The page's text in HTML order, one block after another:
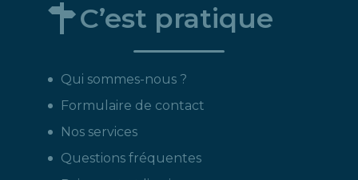
C’est pratique
Qui sommes-nous ?
Formulaire de contact
Nos services
Questions fréquentes